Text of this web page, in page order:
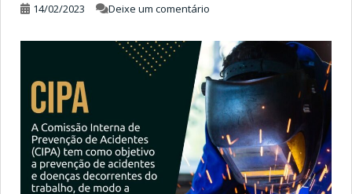
14/02/2023 Deixe um comentário